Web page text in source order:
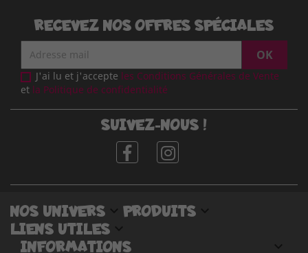
RECEVEZ NOS OFFRES SPÉCIALES
J'ai lu et j'accepte les Conditions Générales de Vente
et la Politique de confidentialité
SUIVEZ-NOUS !
NOS UNIVERS PRODUITS
LIENS UTILES
INFORMATIONS